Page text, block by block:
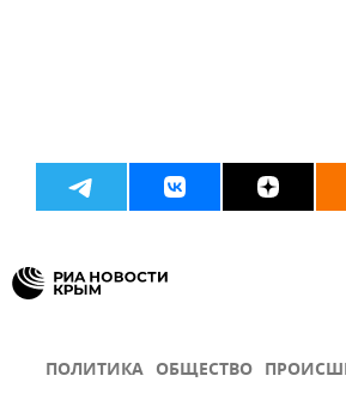
ПОЛИТИКА ОБЩЕСТВО